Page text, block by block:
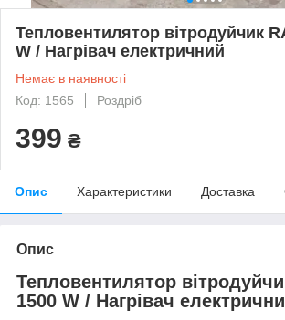
Тепловентилятор вітродуйчик
W / Нагрівач електричний
Немає в наявності
Код: 1565
Роздріб
399 ₴
Опис Характеристики Доставка
Опис
Тепловентилятор
1500 W / Нагрівач